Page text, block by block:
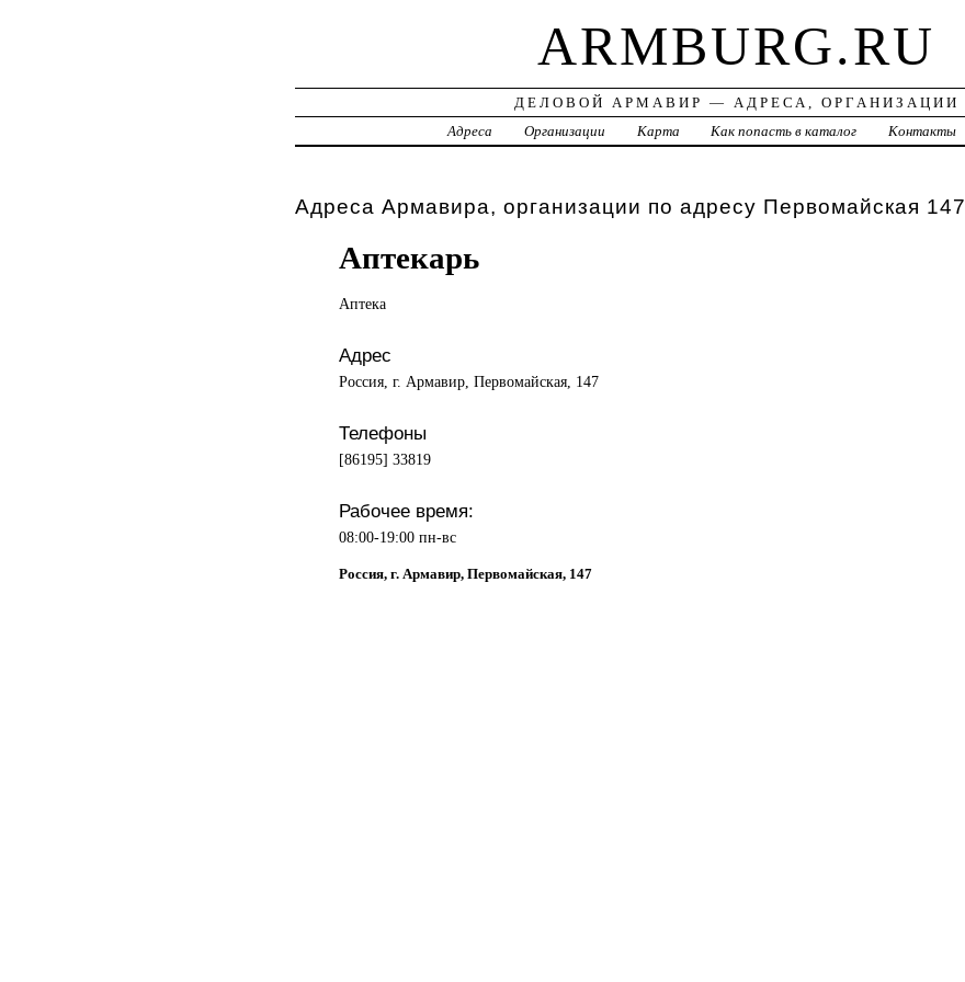
ARMBURG.RU
ДЕЛОВОЙ АРМАВИР — АДРЕСА, ОРГАНИЗАЦИИ
Адреса
Организации Карта Как попасть в каталог Контакты
Адреса Армавира, организации по адресу Первомайская 147
Аптекарь
Аптека
Адрес
Россия, г. Армавир, Первомайская, 147
Телефоны
[86195] 33819
Рабочее время:
08:00-19:00 пн-вс
Россия, г. Армавир, Первомайская, 147